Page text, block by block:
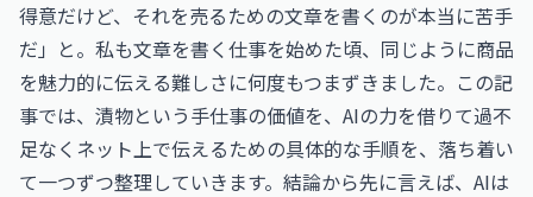
得意だけど、それを売るための文章を書くのが本当に苦手
だ」と。私も文章を書く仕事を始めた頃、同じように商品
を魅力的に伝える難しさに何度もつまずきました。この記
事では、漬物という手仕事の価値を、AIの力を借りて過不
足なくネット上で伝えるための具体的な手順を、落ち着い
て一つずつ整理していきます。結論から先に言えば、AIは